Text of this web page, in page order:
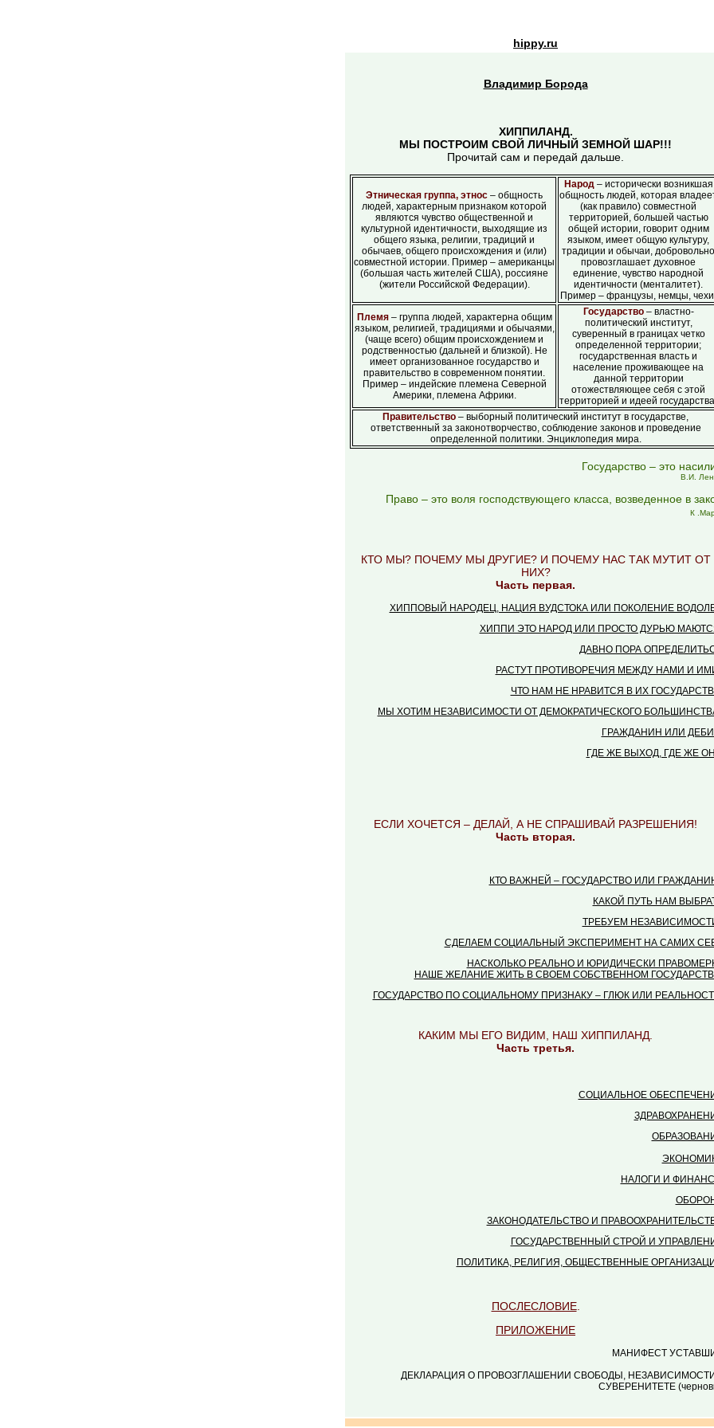
hippy.ru
Владимир Борода
ХИППИЛАНД.
МЫ ПОСТРОИМ СВОЙ ЛИЧНЫЙ ЗЕМНОЙ ШАР!!!
Прочитай сам и передай дальше.
Этническая группа, этнос – общность
людей, характерным признаком которой
являются чувство общественной и
культурной идентичности, выходящие из
общего языка, религии, традиций и
обычаев, общего происхождения и (или)
совместной истории. Пример – американцы
(большая часть жителей США), россияне
(жители Российской Федерации).
Народ– исторически возникшая
общность людей, которая
(как правило) совместной
территорией, большей частью
общей истории, говорит одним
языком, имеет общую культуру,
традиции и обычаи, добровольно
провозглашает духовное
единение, чувство народной
идентичности (менталитет).
Пример – французы, немцы,
Племя – группа людей, характерна общим
языком, религией, традициями и обычаями,
(чаще всего) общим происхождением и
родственностью (дальней и близкой). Не
имеет организованное государство и
правительство в современном понятии.
Пример – индейские племена Северной
Америки, племена Африки.
Государство– властно-
политический институт,
суверенный в границах четко
определенной территории;
государственная власть и
население проживающее на
данной территории
отожествляющее себя с этой
территорией и идеей
Правительство – выборный политический институт в государстве,
ответственный за законотворчество, соблюдение законов и проведение
определенной политики. Энциклопедия мира.
Государство – это
В.И.
Право – это воля господствующего класса, возведенное в
К
КТО МЫ? ПОЧЕМУ МЫ ДРУГИЕ? И ПОЧЕМУ НАС ТАК МУТИТ ОТ
НИХ?
Часть первая.
ХИППОВЫЙ НАРОДЕЦ, НАЦИЯ ВУДСТОКА ИЛИ ПОКОЛЕНИЕ
ХИППИ ЭТО НАРОД ИЛИ ПРОСТО ДУРЬЮ
ДАВНО ПОРА
РАСТУТ ПРОТИВОРЕЧИЯ МЕЖДУ НАМИ И
ЧТО НАМ НЕ НРАВИТСЯ В ИХ
МЫ ХОТИМ НЕЗАВИСИМОСТИ ОТ ДЕМОКРАТИЧЕСКОГО
ГРАЖДАНИН ИЛИ
ГДЕ ЖЕ ВЫХОД, ГДЕ ЖЕ
ЕСЛИ ХОЧЕТСЯ – ДЕЛАЙ, А НЕ СПРАШИВАЙ РАЗРЕШЕНИЯ!
Часть вторая.
КТО ВАЖНЕЙ – ГОСУДАРСТВО ИЛИ
КАКОЙ ПУТЬ НАМ
ТРЕБУЕМ
СДЕЛАЕМ СОЦИАЛЬНЫЙ ЭКСПЕРИМЕНТ НА САМИХ
НАСКОЛЬКО РЕАЛЬНО И ЮРИДИЧЕСКИ
НАШЕ ЖЕЛАНИЕ ЖИТЬ В СВОЕМ СОБСТВЕННОМ
ГОСУДАРСТВО ПО СОЦИАЛЬНОМУ ПРИЗНАКУ – ГЛЮК ИЛИ
КАКИМ МЫ ЕГО ВИДИМ, НАШ ХИППИЛАНД.
Часть третья.
СОЦИАЛЬНОЕ
НАЛОГИ И
ЗАКОНОДАТЕЛЬСТВО И
ГОСУДАРСТВЕННЫЙ СТРОЙ И
ПОЛИТИКА, РЕЛИГИЯ, ОБЩЕСТВЕННЫЕ
ПОСЛЕСЛОВИЕ.
ПРИЛОЖЕНИЕ
МАНИФЕСТ
ДЕКЛАРАЦИЯ О ПРОВОЗГЛАШЕНИИ СВОБОДЫ,
СУВЕРЕНИТЕТЕ